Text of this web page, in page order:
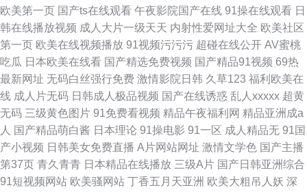
欧美第一页 国产ts在线观看 午夜影院国产在线 91操在线观看 日
韩在线播放视频 成人大片一级天天 内射性爱网址大全 欧美社区
第一页 欧美在线视频播放 91视频污污污 超碰在线公开 AV蜜桃
吃瓜 日本欧美在线看 国产精选免费视频 国产精品91视频 69热
最新网址 无码白丝强行免费 激情影院日韩 久草123 福利欧美在
线 成人片无码 日韩成人极品视频 国产在线诱惑 乱人xxxxx 超黄
无码 三级黄色图片 91免费看视频 精品午夜福利网 精品亚洲成a
人 国产精品萌白酱 日本理论 91操电影 91一区 成人精品无 91国
产小视频 日韩美女免费直播 A片网站网址 激情文学色 国产主播
第37页 青久青青 日本精品在线播放 三级A片 国产日韩亚洲综合
91短视频网站 欧美骚网站 丁香五月天亚洲 欧美大粗吊人妖 深